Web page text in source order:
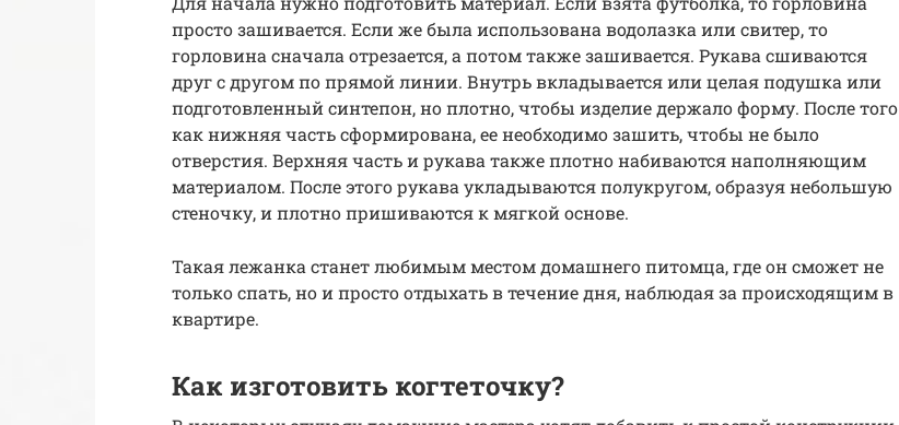
просто зашивается. Если же была использована водолазка или свитер, то
горловина сначала отрезается, а потом также зашивается. Рукава сшиваются
друг с другом по прямой линии. Внутрь вкладывается или целая подушка или
подготовленный синтепон, но плотно, чтобы изделие держало форму. После того
как нижняя часть сформирована, ее необходимо зашить, чтобы не было
отверстия. Верхняя часть и рукава также плотно набиваются наполняющим
материалом. После этого рукава укладываются полукругом, образуя небольшую
стеночку, и плотно пришиваются к мягкой основе.
Такая лежанка станет любимым местом домашнего питомца, где он сможет не
только спать, но и просто отдыхать в течение дня, наблюдая за происходящим в
квартире.
Как изготовить когтеточку?